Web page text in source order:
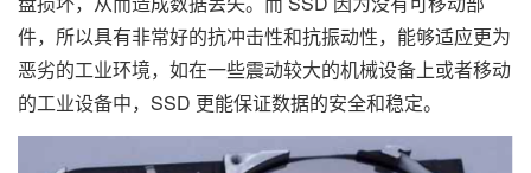
件，所以具有非常好的抗冲击性和抗振动性，能够适应更为
恶劣的工业环境，如在一些震动较大的机械设备上或者移动
的工业设备中，SSD 更能保证数据的安全和稳定。